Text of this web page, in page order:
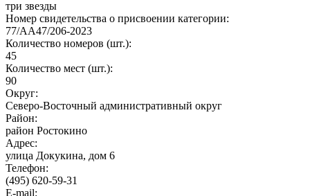
три звезды
Номер свидетельства о присвоении категории:
77/АА47/206-2023
Количество номеров (шт.):
45
Количество мест (шт.):
90
Округ:
Северо-Восточный административный округ
Район:
район Ростокино
Адрес:
улица Докукина, дом 6
Телефон:
(495) 620-59-31
E-mail: